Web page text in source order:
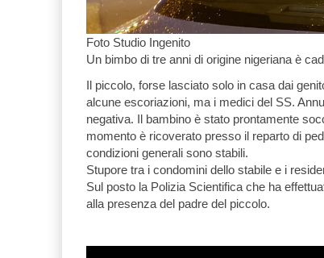
Foto Studio Ingenito
Un bimbo di tre anni di origine nigeriana è
Il piccolo, forse lasciato solo in casa dai
alcune escoriazioni, ma i medici del SS.
negativa. Il bambino è stato prontamente
momento è ricoverato presso il reparto di
condizioni generali sono stabili.
Stupore tra i condomini dello stabile e i
Sul posto la Polizia Scientifica che ha
alla presenza del padre del piccolo.